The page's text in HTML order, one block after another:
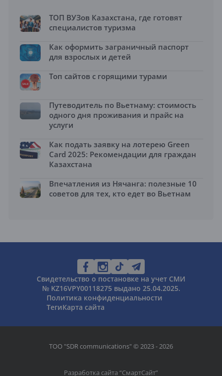
ТОП ВУЗов Казахстана, где готовят
специалистов туризма
Как оформить заграничный паспорт
для взрослых и детей
Топ сайтов с горящими турами
Путеводитель по Вьетнаму: стоимость
одного дня проживания и прайс на
услуги
Как подать заявку на лотерею Green
Card 2025: Рекомендации для граждан
Казахстана
Впечатления из Нячанга: полезные 10
советов для тех, кто едет во Вьетнам
Свидетельство о постановке на учет СМИ
№ KZ16VPY00118275 выдано 25.04.2025.
Политика конфиденциальности
ТегиКарта сайта
ТОО "SDR communications" © 2023 - 2026
Разработка сайта “СмартСайт”